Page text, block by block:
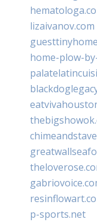
lizaivanov.com
home-plow-
p-sports.net